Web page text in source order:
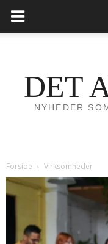
DET
NYHEDER
Forside Virksomheder